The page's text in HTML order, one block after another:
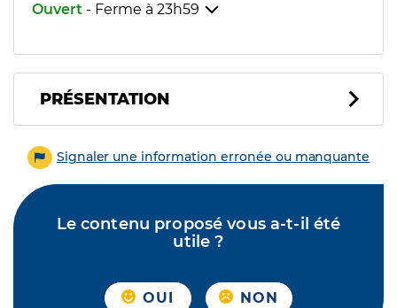
Ouvert - Ferme à 23h59
PRÉSENTATION
Signaler une information erronée ou manquante
Le contenu proposé vous a-t-il été
utile ?
OUI NON